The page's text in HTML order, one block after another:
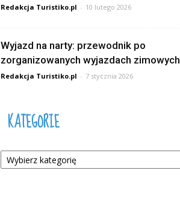
Redakcja Turistiko.pl - 10 lutego 2026
Wyjazd na narty: przewodnik po
zorganizowanych wyjazdach zimowych
Redakcja Turistiko.pl - 7 stycznia 2026
KATEGORIE
Kategorie